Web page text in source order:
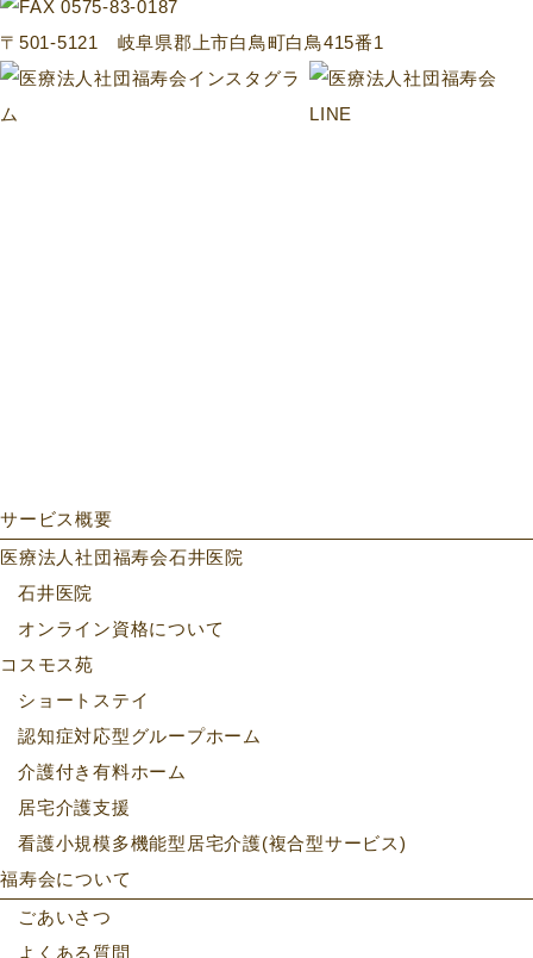
〒501-5121 岐阜県郡上市白鳥町白鳥415番1
サービス概要
医療法人社団福寿会石井医院
石井医院
オンライン資格について
コスモス苑
ショートステイ
認知症対応型グループホーム
介護付き有料ホーム
居宅介護支援
看護小規模多機能型居宅介護(複合型サービス)
福寿会について
ごあいさつ
よくある質問